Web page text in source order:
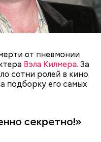
от пневмонии
Вэла Килмера. За
сотни ролей в кино.
подборку его самых
секретно!»
1984)
композиций